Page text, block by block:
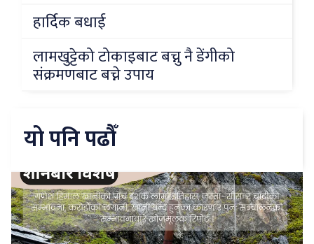
हार्दिक बधाई
लामखुट्टेको टोकाइबाट बच्नु नै डेंगीको
संक्रमणबाट बच्ने उपाय
यो पनि पढौँ